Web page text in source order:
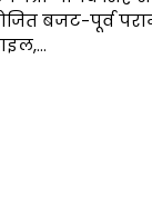
बजट-पूर्व